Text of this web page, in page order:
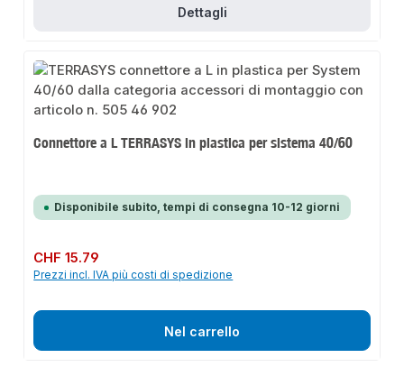
Dettagli
Connettore a L TERRASYS in plastica per sistema 40/60
Disponibile subito, tempi di consegna 10-12 giorni
Prezzo normale:
CHF 15.79
Prezzi incl. IVA più costi di spedizione
Nel carrello